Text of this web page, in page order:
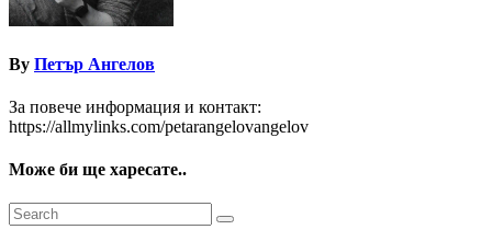
By Петър Ангелов
За повече информация и контакт:
https://allmylinks.com/petarangelovangelov
Може би ще харесате..